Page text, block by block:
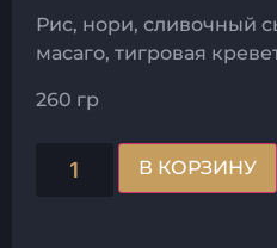
Рис, нори, сливочный
масаго, тигровая
260 гр
В КОРЗИНУ